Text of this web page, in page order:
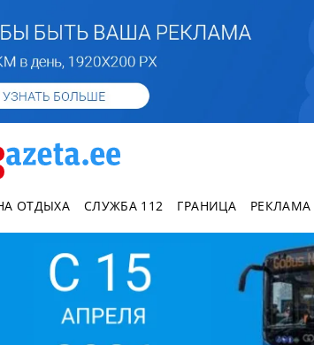
ОТДЫХА СЛУЖБА 112 ГРАНИЦА РЕКЛАМА